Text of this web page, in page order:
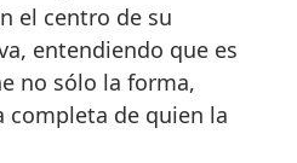
el centro de su
entendiendo que es
no sólo la forma,
completa de quien la